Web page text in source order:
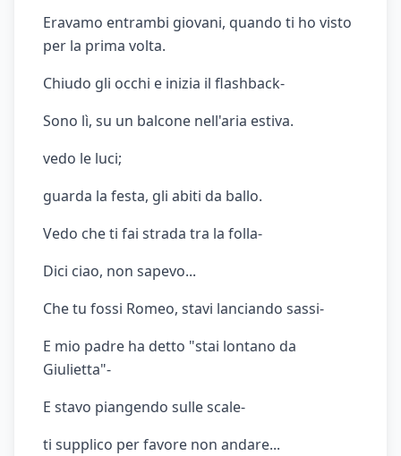
Eravamo entrambi giovani, quando ti ho visto
per la prima volta.
Chiudo gli occhi e inizia il flashback-
Sono lì, su un balcone nell'aria estiva.
vedo le luci;
guarda la festa, gli abiti da ballo.
Vedo che ti fai strada tra la folla-
Dici ciao, non sapevo...
Che tu fossi Romeo, stavi lanciando sassi-
E mio padre ha detto "stai lontano da
Giulietta"-
E stavo piangendo sulle scale-
ti supplico per favore non andare...